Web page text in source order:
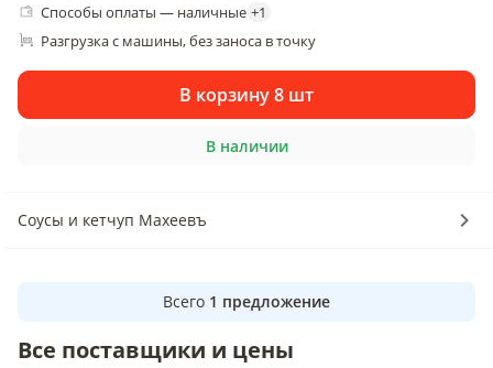
Способы оплаты — наличные +1
Разгрузка с машины, без заноса в точку
В корзину 8 шт
В наличии
Соусы и кетчуп Махеевъ
Всего 1 предложение
Все поставщики и цены